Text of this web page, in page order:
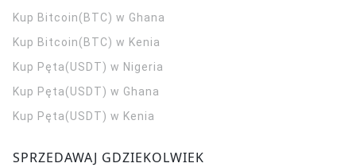
Kup Bitcoin(BTC) w Ghana
Kup Bitcoin(BTC) w Kenia
Kup Pęta(USDT) w Nigeria
Kup Pęta(USDT) w Ghana
Kup Pęta(USDT) w Kenia
SPRZEDAWAJ GDZIEKOLWIEK